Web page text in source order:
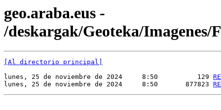
geo.araba.eus -
/deskargak/Geoteka/Imagenes/
[Al directorio principal]
lunes, 25 de noviembre de 2024     8:50          129
lunes, 25 de noviembre de 2024     8:50       877823